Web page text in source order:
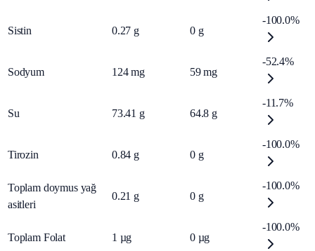
Sistin 0.27 g 0 g
-100.0%
Sodyum 124 mg 59 mg
-52.4%
Su 73.41 g 64.8 g
-11.7%
Tirozin 0.84 g 0 g
-100.0%
Toplam doymus yağ
asitleri
0.21 g 0 g
-100.0%
Toplam Folat 1 µg 0 µg
-100.0%